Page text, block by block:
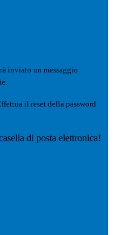
inviato un messaggio
il reset della password
di posta elettronica!